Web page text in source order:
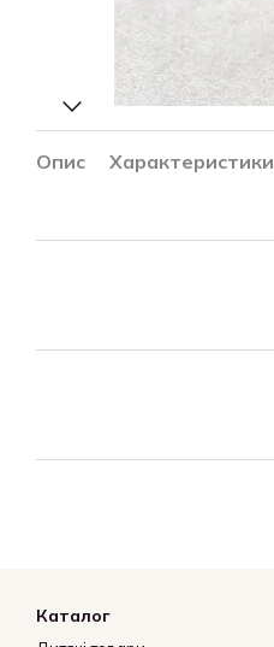
Опис Характеристики
Каталог